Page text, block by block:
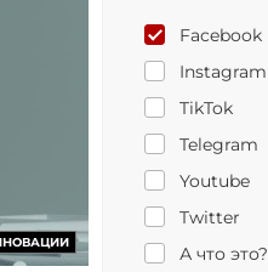
Facebook
Instagram
TikTok
Telegram
Youtube
Twitter
А что это?